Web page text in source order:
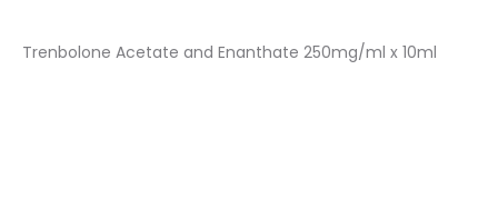
Trenbolone Acetate and Enanthate 250mg/ml x 10ml